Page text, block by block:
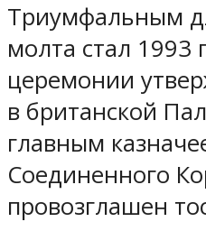
Триумфальным
молта стал 1993
церемонии
в британской
главным
Соединенного
провозглашен